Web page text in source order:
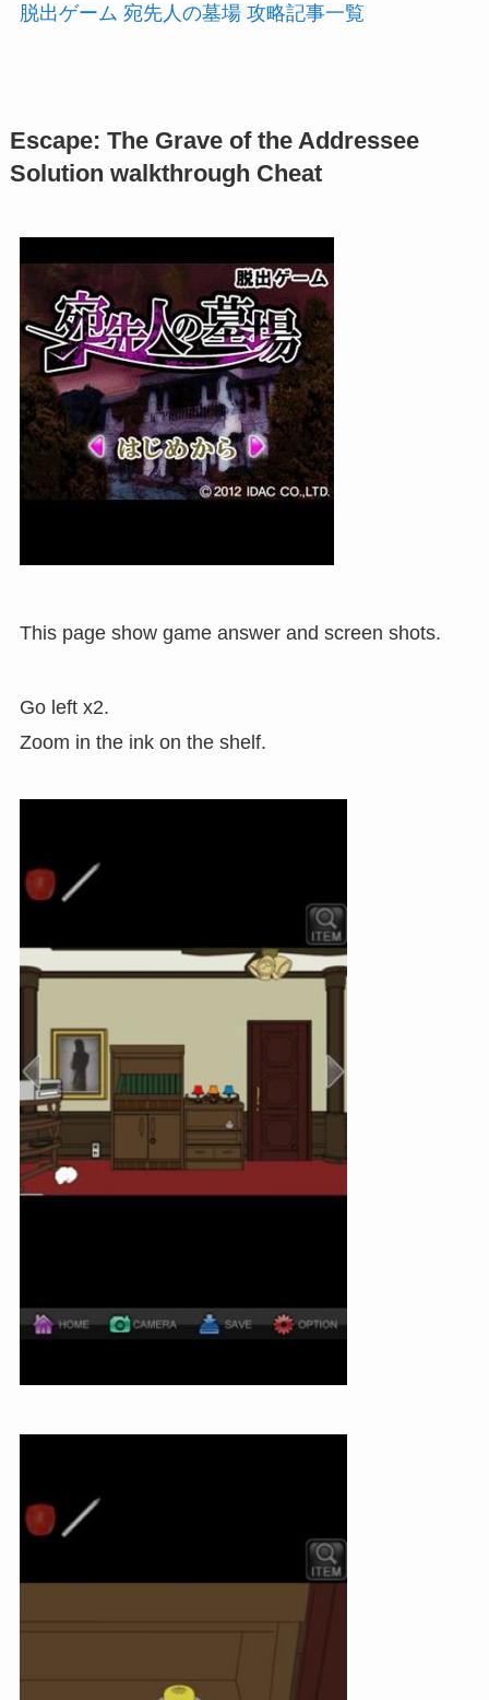
脱出ゲーム 宛先人の墓場 攻略記事一覧
Escape: The Grave of the Addressee
Solution walkthrough Cheat
This page show game answer and screen shots.
Go left x2.
Zoom in the ink on the shelf.